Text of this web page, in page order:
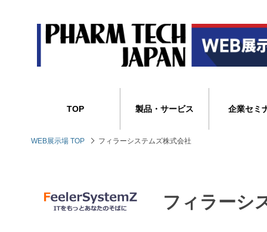
TOP 製品・サービス 企業セミ
WEB展示場 TOP フィラーシステムズ株式会社
フィラーシ